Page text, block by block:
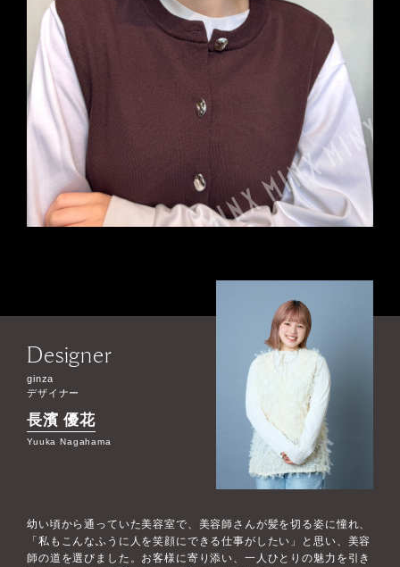
Designer
ginza
デザイナー
長濱 優花
Yuuka Nagahama
幼い頃から通っていた美容室で、美容師さんが髪を切る姿に憧れ、
「私もこんなふうに人を笑顔にできる仕事がしたい」と思い、美容
師の道を選びました。お客様に寄り添い、一人ひとりの魅力を引き